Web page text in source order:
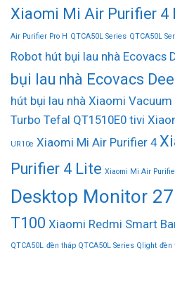
Xiaomi Mi Air Purifier 4
Air Purifier Pro H QTCA50L Series QTCA50L
Robot hút bụi lau nhà Ecovacs
bụi lau nhà Ecovacs
hút bụi lau nhà Xiaomi Vacuum
Turbo Tefal QT1510E0 tivi
UR10e Xiaomi Mi Air Purifier 4
Purifier 4 Lite Xiaomi Mi Air
Desktop Monitor
T100 Xiaomi Redmi Smart
QTCA50L đèn tháp QTCA50L Series Qlight đèn